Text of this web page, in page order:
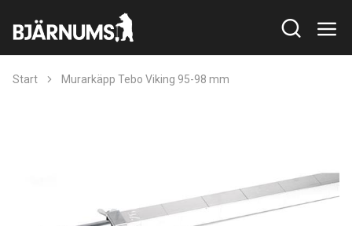
Start Murarkäpp Tebo Viking 95-98 mm